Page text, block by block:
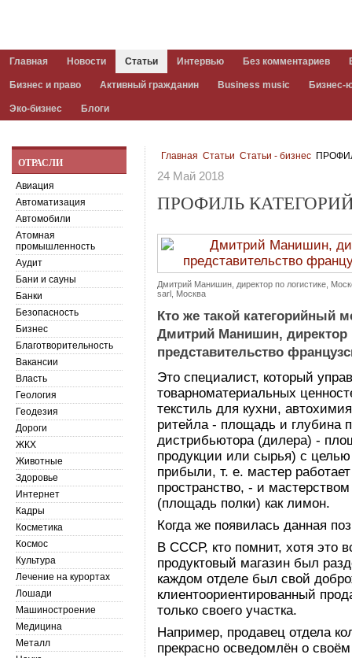
Главная Новости Статьи Интервью Без комментариев
Бизнес и право Активный гражданин Business music Бизнес-
Эко-бизнес Блоги
Главная Статьи Статьи - бизнес
24 Май 2018
ПРОФИЛЬ
Дмитрий Манишин, директор по логистике,
sarl, Москва
Кто же такой категорийный
Дмитрий Манишин, директор
представительство
Это специалист, который
товарноматериальных
текстиль для кухни,
ритейла - площадь и глубина
дистрибьютора (дилера) -
продукции или сырья) с
прибыли, т. е. мастер
пространство, - и
(площадь полки) как лимон.
Когда же появилась данная
В СССР, кто помнит, хотя это
продуктовый магазин был
каждом отделе был свой
клиентоориентированный
только своего участка.
Например, продавец отдела
прекрасно осведомлён о
ОТРАСЛИ
Авиация
Автоматизация
Автомобили
Атомная
промышленность
Аудит
Бани и сауны
Банки
Безопасность
Бизнес
Благотворительность
Вакансии
Власть
Геология
Геодезия
Дороги
ЖКХ
Животные
Здоровье
Интернет
Кадры
Косметика
Космос
Культура
Лечение на курортах
Лошади
Машиностроение
Медицина
Металл